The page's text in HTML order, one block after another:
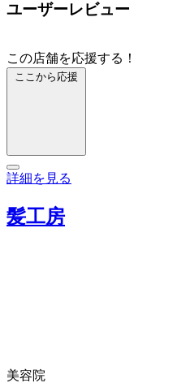
ユーザーレビュー
この店舗を応援する！
ここから応援
詳細を見る
髪工房
美容院